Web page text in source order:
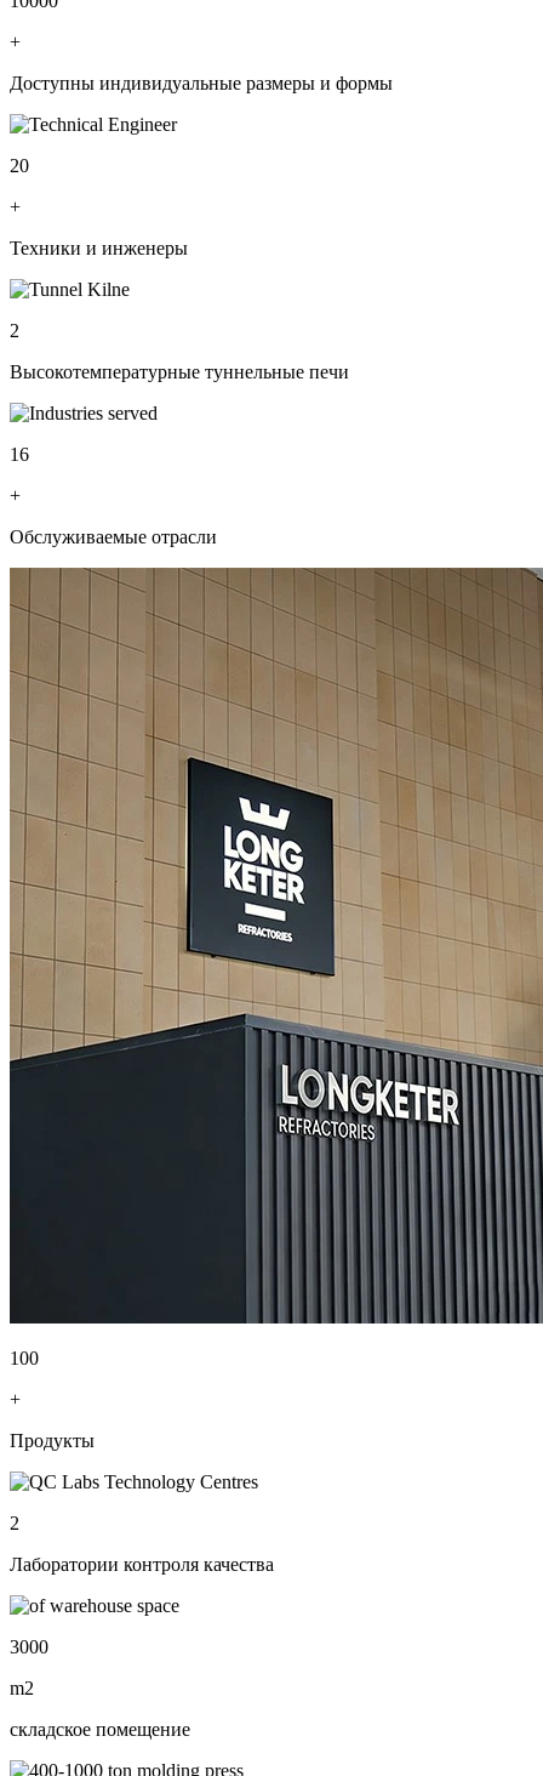
+
Доступны индивидуальные размеры и формы
20
+
Техники и инженеры
2
Высокотемпературные туннельные печи
16
+
Обслуживаемые отрасли
100
+
Продукты
2
Лаборатории контроля качества
3000
m2
складское помещение